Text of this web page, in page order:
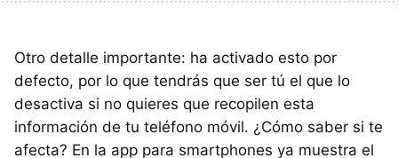
Otro detalle importante: ha activado esto por
defecto, por lo que tendrás que ser tú el que lo
desactiva si no quieres que recopilen esta
información de tu teléfono móvil. ¿Cómo saber si te
afecta? En la app para smartphones ya muestra el